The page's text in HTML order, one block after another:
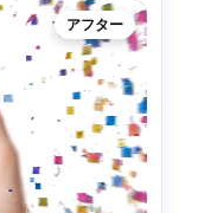
アフター